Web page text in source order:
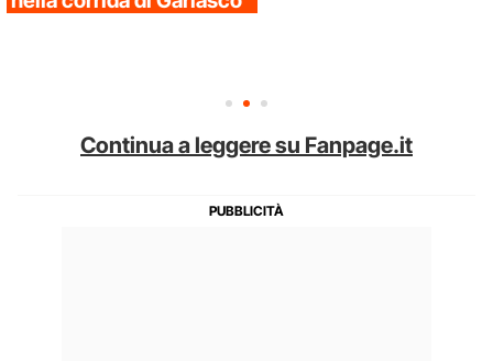
Continua a leggere su Fanpage.it